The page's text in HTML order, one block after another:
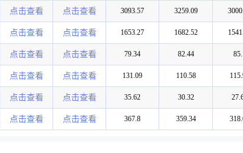
点击查看 点击查看 3093.57 3259.09
点击查看 点击查看 1653.27 1682.52
点击查看 点击查看 79.34 82.44
点击查看 点击查看 131.09 110.58
点击查看 点击查看 35.62 30.32
点击查看 点击查看 367.8 359.34